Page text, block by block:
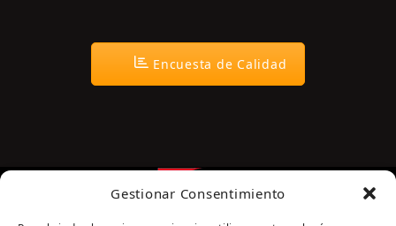
Gestionar Consentimiento
Encuesta de Calidad